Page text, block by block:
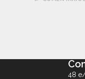
48 e/